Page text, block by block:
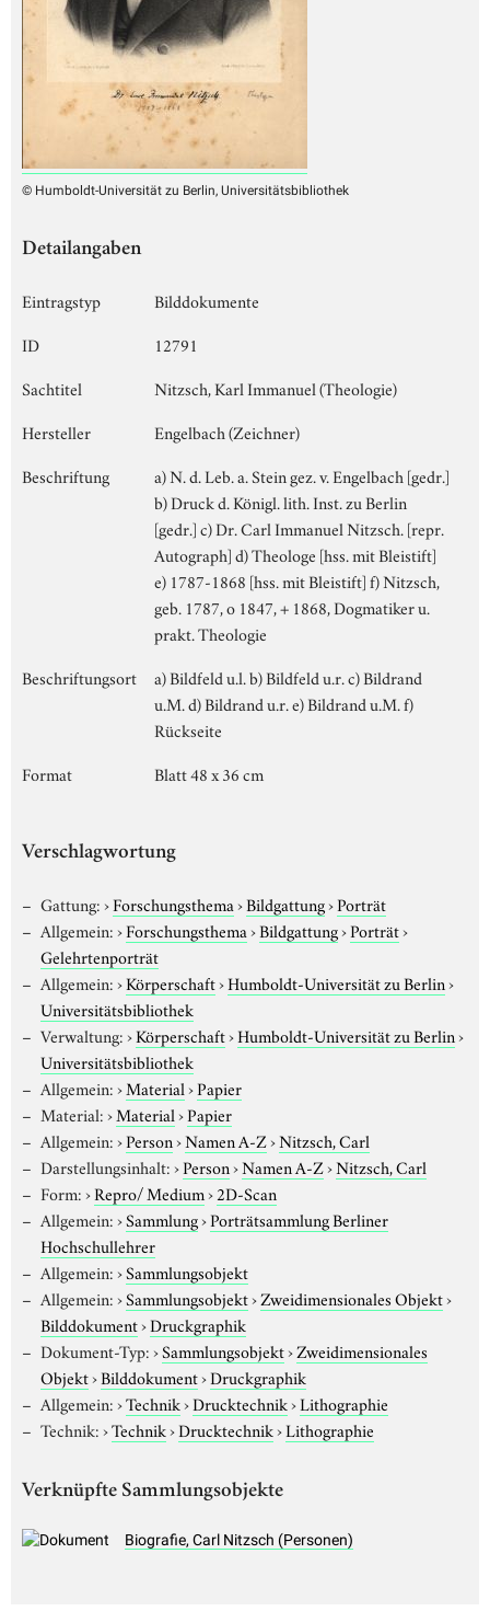
© Humboldt-Universität zu Berlin, Universitätsbibliothek
Detailangaben
Eintragstyp
Bilddokumente
ID
12791
Sachtitel
Nitzsch, Karl Immanuel (Theologie)
Hersteller
Engelbach (Zeichner)
Beschriftung
a) N. d. Leb. a. Stein gez. v. Engelbach [gedr.]
b) Druck d. Königl. lith. Inst. zu Berlin
[gedr.] c) Dr. Carl Immanuel Nitzsch. [repr.
Autograph] d) Theologe [hss. mit Bleistift]
e) 1787-1868 [hss. mit Bleistift] f) Nitzsch,
geb. 1787, o 1847, + 1868, Dogmatiker u.
prakt. Theologie
Beschriftungsort
a) Bildfeld u.l. b) Bildfeld u.r. c) Bildrand
u.M. d) Bildrand u.r. e) Bildrand u.M. f)
Rückseite
Format
Blatt 48 x 36 cm
Verschlagwortung
Gattung:›Forschungsthema›Bildgattung›Porträt
Allgemein:›Forschungsthema›Bildgattung›Porträt›
Gelehrtenporträt
Allgemein:›Körperschaft›Humboldt-Universität zu Berlin›
Universitätsbibliothek
Verwaltung:›Körperschaft›Humboldt-Universität zu Berlin›
Universitätsbibliothek
Allgemein:›Material›Papier
Material:›Material›Papier
Allgemein:›Person›Namen A-Z›Nitzsch, Carl
Darstellungsinhalt:›Person›Namen A-Z›Nitzsch, Carl
Form:›Repro/ Medium›2D-Scan
Allgemein:›Sammlung›Porträtsammlung Berliner
Hochschullehrer
Allgemein:›Sammlungsobjekt
Allgemein:›Sammlungsobjekt›Zweidimensionales Objekt›
Bilddokument›Druckgraphik
Dokument-Typ:›Sammlungsobjekt›Zweidimensionales
Objekt›Bilddokument›Druckgraphik
Allgemein:›Technik›Drucktechnik›Lithographie
Technik:›Technik›Drucktechnik›Lithographie
Verknüpfte Sammlungsobjekte
Biografie, Carl Nitzsch (Personen)